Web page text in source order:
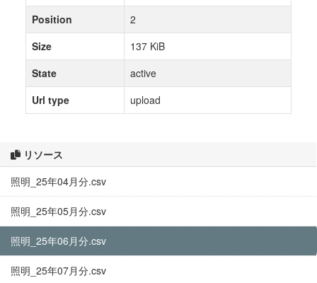
リソース
照明_25年04月分.csv
照明_25年05月分.csv
照明_25年06月分.csv
照明_25年07月分.csv
Position
2
Size
137 KiB
State
active
Url type
upload